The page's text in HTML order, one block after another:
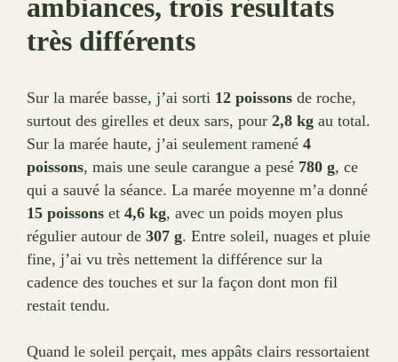
ambiances, trois résultats
très différents
Sur la marée basse, j’ai sorti 12 poissons de roche,
surtout des girelles et deux sars, pour 2,8 kg au total.
Sur la marée haute, j’ai seulement ramené 4
poissons, mais une seule carangue a pesé 780 g, ce
qui a sauvé la séance. La marée moyenne m’a donné
15 poissons et 4,6 kg, avec un poids moyen plus
régulier autour de 307 g. Entre soleil, nuages et pluie
fine, j’ai vu très nettement la différence sur la
cadence des touches et sur la façon dont mon fil
restait tendu.
Quand le soleil perçait, mes appâts clairs ressortaient